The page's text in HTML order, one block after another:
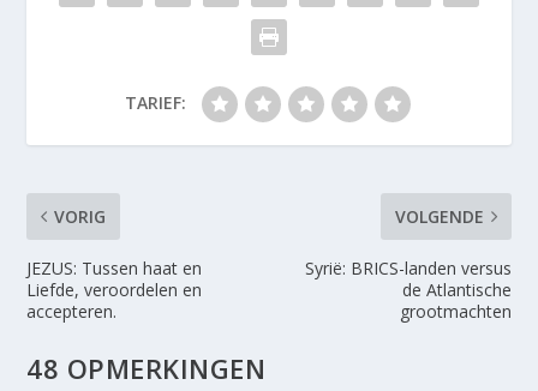
TARIEF:
VORIG
JEZUS: Tussen haat en
Liefde, veroordelen en
accepteren.
VOLGENDE
Syrië: BRICS-landen versus
de Atlantische
grootmachten
48 OPMERKINGEN